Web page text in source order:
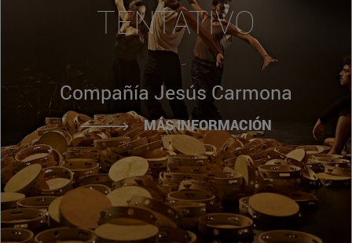
TENTATIVO
Compañía Jesús Carmona
MÁS INFORMACIÓN